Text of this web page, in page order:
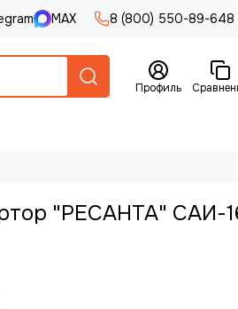
MAX 8 (800) 550-89-648
Профиль
"РЕСАНТА" САИ-